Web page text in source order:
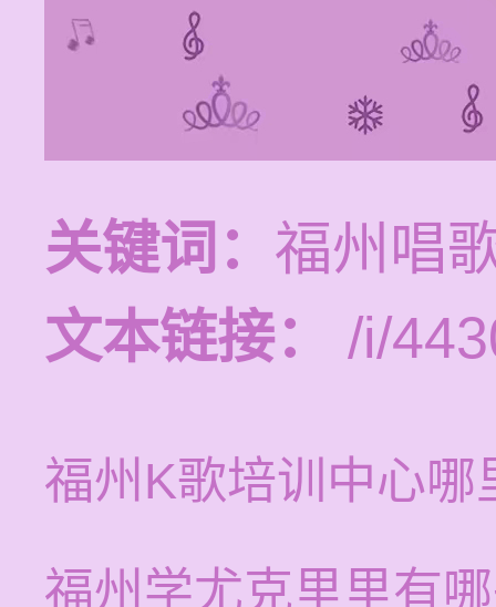
关键词： 福州唱
文本链接：
/i/
福州K歌培训中心哪
福州学尤克里里有